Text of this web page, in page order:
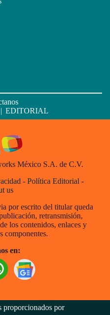
| EDITORIAL
México S.A. de C.V.
- Política Editorial -
us
por escrito del titular queda
retransmisión,
los contenidos, enlaces y
componentes.
en:
proporcionados por